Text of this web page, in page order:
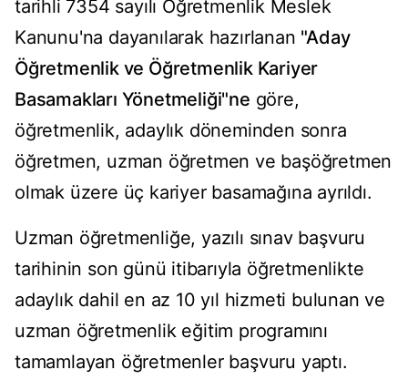
tarihli 7354 sayılı Öğretmenlik Meslek
Kanunu'na dayanılarak hazırlanan "Aday
Öğretmenlik ve Öğretmenlik Kariyer
Basamakları Yönetmeliği"ne göre,
öğretmenlik, adaylık döneminden sonra
öğretmen, uzman öğretmen ve başöğretmen
olmak üzere üç kariyer basamağına ayrıldı.
Uzman öğretmenliğe, yazılı sınav başvuru
tarihinin son günü itibarıyla öğretmenlikte
adaylık dahil en az 10 yıl hizmeti bulunan ve
uzman öğretmenlik eğitim programını
tamamlayan öğretmenler başvuru yaptı.